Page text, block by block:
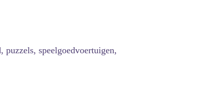
puzzels, speelgoedvoertuigen,